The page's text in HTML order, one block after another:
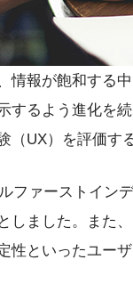
情報が飽和する
するよう進化を
（UX）を評価す
ファーストイン
しました。また
性といったユー